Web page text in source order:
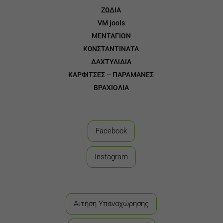
ΖΩΔΙΑ
VM jools
ΜΕΝΤΑΓΙΟΝ
ΚΩΝΣΤΑΝΤΙΝΑΤΑ
ΔΑΧΤΥΛΙΔΙΑ
ΚΑΡΦΙΤΣΕΣ – ΠΑΡΑΜΑΝΕΣ
ΒΡΑΧΙΟΛΙΑ
Facebook
Instagram
Αιτήση Υπαναχώρησης